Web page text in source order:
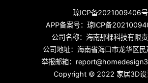
琼ICP备2021009406号
APP备案号： 琼ICP备
公司名称：海南那棵科技有限
公司地址：海南省海口市龙华区
举报邮箱：
Copyright © 2022 家居3D